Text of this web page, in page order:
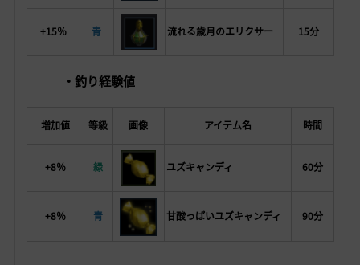
+15％ 青 流れる歳月のエリクサー 15分
・釣り経験値
増加値 等級 画像 アイテム名 時間
+8％ 緑 ユズキャンディ 60分
+8％ 青 甘酸っぱいユズキャンディ 90分